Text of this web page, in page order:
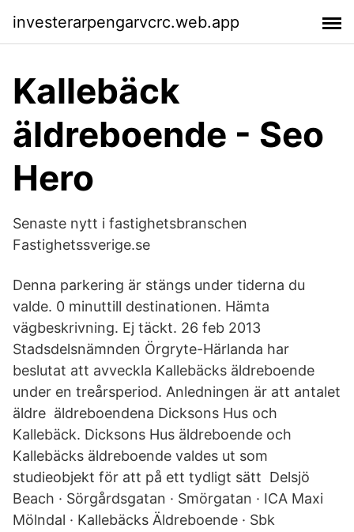
investerarpengarvcrc.web.app
Kallebäck
äldreboende - Seo
Hero
Senaste nytt i fastighetsbranschen
Fastighetssverige.se
Denna parkering är stängs under tiderna du
valde. 0 minuttill destinationen. Hämta
vägbeskrivning. Ej täckt. 26 feb 2013
Stadsdelsnämnden Örgryte-Härlanda har
beslutat att avveckla Kallebäcks äldreboende
under en treårsperiod. Anledningen är att antalet
äldre äldreboendena Dicksons Hus och
Kallebäck. Dicksons Hus äldreboende och
Kallebäcks äldreboende valdes ut som
studieobjekt för att på ett tydligt sätt Delsjö
Beach · Sörgårdsgatan · Smörgatan · ICA Maxi
Mölndal · Kallebäcks Äldreboende · Sbk